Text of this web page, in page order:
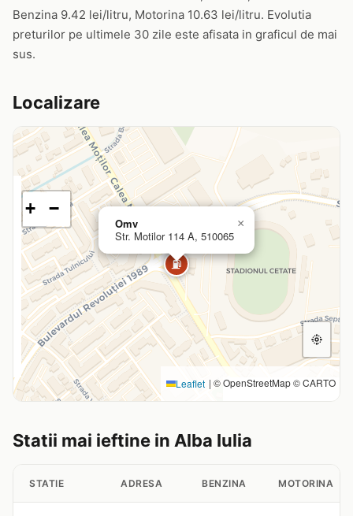
Benzina 9.42 lei/litru, Motorina 10.63 lei/litru. Evolutia
preturilor pe ultimele 30 zile este afisata in graficul de mai
sus.
Localizare
⛽
Omv
Str. Motilor 114 A, 510065
×
+ −
Leaflet | © OpenStreetMap © CARTO
Statii mai ieftine in Alba Iulia
STATIE ADRESA BENZINA MOTORINA